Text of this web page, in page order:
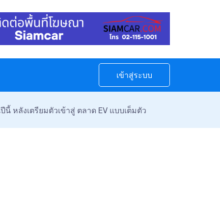
เข้าสู่ระบบ
หลังเตรียมตัวเข้าสู่ ตลาด EV แบบเต็มตัว